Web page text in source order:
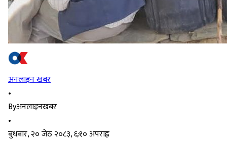
अनलाइन खबर
•
Byअनलाइनखबर
•
बुधबार, २० जेठ २०८३, ६:१० अपराह्न